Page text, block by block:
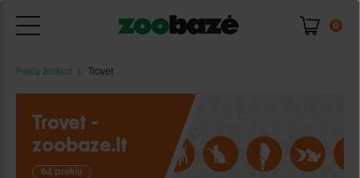
0
Prekių ženklai Trovet
Trovet -
zoobaze.lt
64 prekių